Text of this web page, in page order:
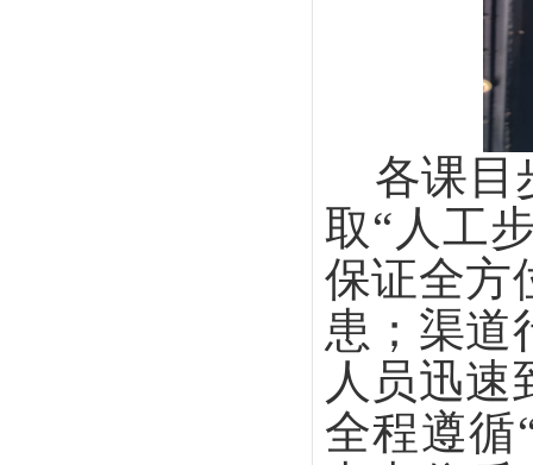
各课目
取“人工
保证全方
患；渠道
人员迅速
全程遵循